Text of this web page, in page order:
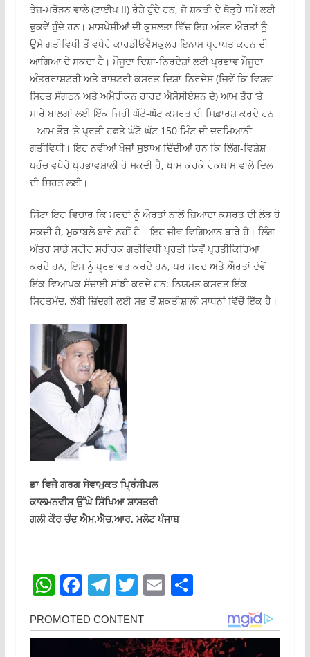
ਤੇਜ਼-ਮਰੋੜਨ ਵਾਲੇ (ਟਾਈਪ II) ਰੇਸ਼ੇ ਹੁੰਦੇ ਹਨ, ਜੋ ਸ਼ਕਤੀ ਦੇ ਥੋੜ੍ਹੇ ਸਮੇਂ ਲਈ
ਢੁਕਵੇਂ ਹੁੰਦੇ ਹਨ। ਮਾਸਪੇਸ਼ੀਆਂ ਦੀ ਕੁਸ਼ਲਤਾ ਵਿੱਚ ਇਹ ਅੰਤਰ ਔਰਤਾਂ ਨੂੰ
ਉਸੇ ਗਤੀਵਿਧੀ ਤੋਂ ਵਧੇਰੇ ਕਾਰਡੀਓਵੈਸਕੁਲਰ ਇਨਾਮ ਪ੍ਰਾਪਤ ਕਰਨ ਦੀ
ਆਗਿਆ ਦੇ ਸਕਦਾ ਹੈ। ਮੌਜੂਦਾ ਦਿਸ਼ਾ-ਨਿਰਦੇਸ਼ਾਂ ਲਈ ਪ੍ਰਭਾਵ ਮੌਜੂਦਾ
ਅੰਤਰਰਾਸ਼ਟਰੀ ਅਤੇ ਰਾਸ਼ਟਰੀ ਕਸਰਤ ਦਿਸ਼ਾ-ਨਿਰਦੇਸ਼ (ਜਿਵੇਂ ਕਿ ਵਿਸ਼ਵ
ਸਿਹਤ ਸੰਗਠਨ ਅਤੇ ਅਮੈਰੀਕਨ ਹਾਰਟ ਐਸੋਸੀਏਸ਼ਨ ਦੇ) ਆਮ ਤੌਰ ‘ਤੇ
ਸਾਰੇ ਬਾਲਗਾਂ ਲਈ ਇੱਕੋ ਜਿਹੀ ਘੱਟੋ-ਘੱਟ ਕਸਰਤ ਦੀ ਸਿਫ਼ਾਰਸ਼ ਕਰਦੇ ਹਨ
– ਆਮ ਤੌਰ ‘ਤੇ ਪ੍ਰਤੀ ਹਫ਼ਤੇ ਘੱਟੋ-ਘੱਟ 150 ਮਿੰਟ ਦੀ ਦਰਮਿਆਨੀ
ਗਤੀਵਿਧੀ। ਇਹ ਨਵੀਆਂ ਖੋਜਾਂ ਸੁਝਾਅ ਦਿੰਦੀਆਂ ਹਨ ਕਿ ਲਿੰਗ-ਵਿਸ਼ੇਸ਼
ਪਹੁੰਚ ਵਧੇਰੇ ਪ੍ਰਭਾਵਸ਼ਾਲੀ ਹੋ ਸਕਦੀ ਹੈ, ਖਾਸ ਕਰਕੇ ਰੋਕਥਾਮ ਵਾਲੇ ਦਿਲ
ਦੀ ਸਿਹਤ ਲਈ।
ਸਿੱਟਾ ਇਹ ਵਿਚਾਰ ਕਿ ਮਰਦਾਂ ਨੂੰ ਔਰਤਾਂ ਨਾਲੋਂ ਜ਼ਿਆਦਾ ਕਸਰਤ ਦੀ ਲੋੜ ਹੋ
ਸਕਦੀ ਹੈ, ਮੁਕਾਬਲੇ ਬਾਰੇ ਨਹੀਂ ਹੈ – ਇਹ ਜੀਵ ਵਿਗਿਆਨ ਬਾਰੇ ਹੈ। ਲਿੰਗ
ਅੰਤਰ ਸਾਡੇ ਸਰੀਰ ਸਰੀਰਕ ਗਤੀਵਿਧੀ ਪ੍ਰਤੀ ਕਿਵੇਂ ਪ੍ਰਤੀਕਿਰਿਆ
ਕਰਦੇ ਹਨ, ਇਸ ਨੂੰ ਪ੍ਰਭਾਵਤ ਕਰਦੇ ਹਨ, ਪਰ ਮਰਦ ਅਤੇ ਔਰਤਾਂ ਦੋਵੇਂ
ਇੱਕ ਵਿਆਪਕ ਸੱਚਾਈ ਸਾਂਝੀ ਕਰਦੇ ਹਨ: ਨਿਯਮਤ ਕਸਰਤ ਇੱਕ
ਸਿਹਤਮੰਦ, ਲੰਬੀ ਜ਼ਿੰਦਗੀ ਲਈ ਸਭ ਤੋਂ ਸ਼ਕਤੀਸ਼ਾਲੀ ਸਾਧਨਾਂ ਵਿੱਚੋਂ ਇੱਕ ਹੈ।
ਡਾ ਵਿਜੈ ਗਰਗ ਸੇਵਾਮੁਕਤ ਪ੍ਰਿੰਸੀਪਲ ‌
ਕਾਲਮਨਵੀਸ ਉੱਘੇ ਸਿੱਖਿਆ ਸ਼ਾਸਤਰੀ
ਗਲੀ ਕੌਰ ਚੰਦ ਐਮ.ਐਚ.ਆਰ. ਮਲੋਟ ਪੰਜਾਬ
W
at
F
c
T
e
T
itt
E
ai
S
ar